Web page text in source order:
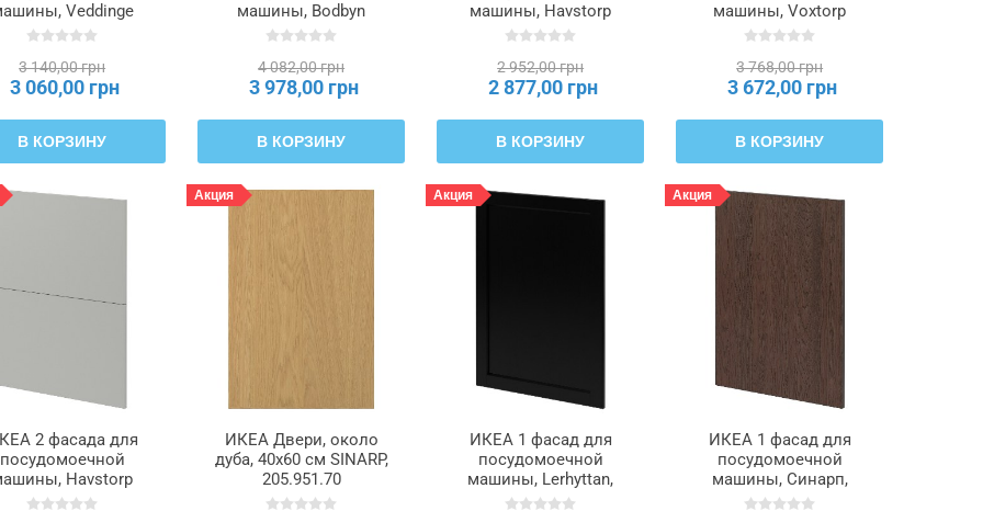
Veddinge
60 см METOD
3 140,00 грн
3 060,00 грн
В КОРЗИНУ
машины, Bodbyn
кремовой, 60 см
495.300.84
4 082,00 грн
3 978,00 грн
В КОРЗИНУ
машины, Havstorp
бежевый, 60 см METOD
2 952,00 грн
2 877,00 грн
В КОРЗИНУ
машины, Voxtorp
темно-серый, 60 см
595.301.54
3 768,00 грн
3 672,00 грн
В КОРЗИНУ
2 фасада для
посудомоечной
Havstorp
серый, 60 см
Акция
ИКЕА Двери, около
дуба, 40x60 см SINARP,
205.951.70
Акция
ИКЕА 1 фасад для
посудомоечной
машины, Lerhyttan,
пропитанный черным
Акция
ИКЕА 1 фасад для
посудомоечной
машины, Синарп,
коричневый, 60 см